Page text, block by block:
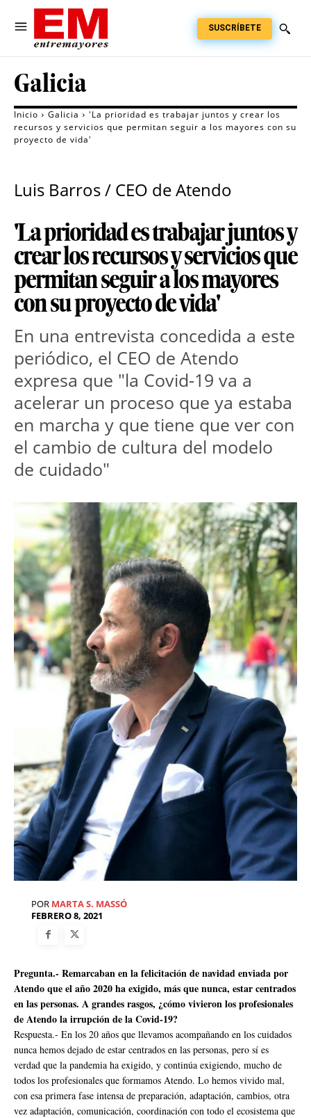
SUSCRÍBETE
Galicia
Inicio Galicia
'La prioridad es trabajar juntos y crear los
recursos y servicios que permitan seguir a los mayores con su
proyecto de vida'
Luis Barros / CEO de Atendo
'La prioridad es trabajar juntos y
crear los recursos y servicios que
permitan seguir a los mayores
con su proyecto de vida'
En una entrevista concedida a este
periódico, el CEO de Atendo
expresa que "la Covid-19 va a
acelerar un proceso que ya estaba
en marcha y que tiene que ver con
el cambio de cultura del modelo
de cuidado"
POR MARTA S. MASSÓ
FEBRERO 8, 2021
Pregunta.- Remarcaban en la felicitación de navidad enviada por
Atendo que el año 2020 ha exigido, más que nunca, estar centrados
en las personas. A grandes rasgos, ¿cómo vivieron los profesionales
de Atendo la irrupción de la Covid-19?
Respuesta.- En los 20 años que llevamos acompañando en los cuidados
nunca hemos dejado de estar centrados en las personas, pero sí es
verdad que la pandemia ha exigido, y continúa exigiendo, mucho de
todos los profesionales que formamos Atendo. Lo hemos vivido mal,
con esa primera fase intensa de preparación, adaptación, cambios, otra
vez adaptación, comunicación, coordinación con todo el ecosistema que